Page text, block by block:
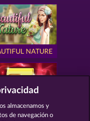
NATURE
almacenamos y
de navegación o